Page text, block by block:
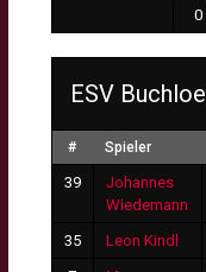
0
ESV Buchloe
# Spieler
39
Johannes
Wiedemann
35 Leon Kindl